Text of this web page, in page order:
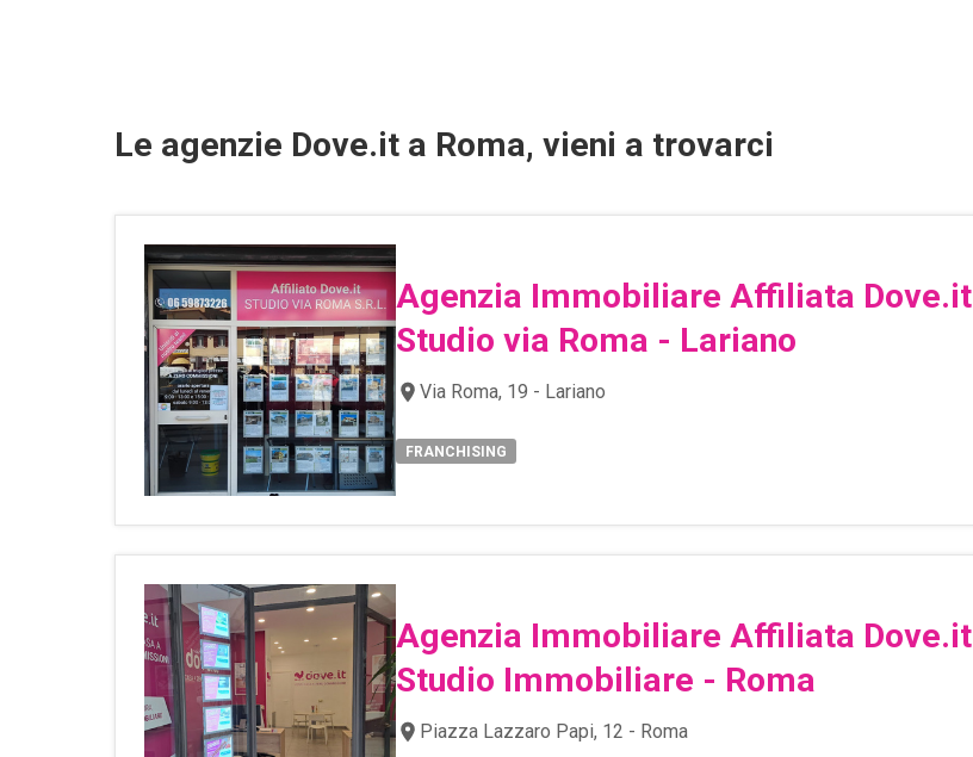
Le agenzie Dove.it a Roma, vieni a trovarci
Agenzia Immobiliare Affiliata Dove.it
Studio via Roma - Lariano
Via Roma, 19 - Lariano
FRANCHISING
Agenzia Immobiliare Affiliata Dove.it
Studio Immobiliare - Roma
Piazza Lazzaro Papi, 12 - Roma